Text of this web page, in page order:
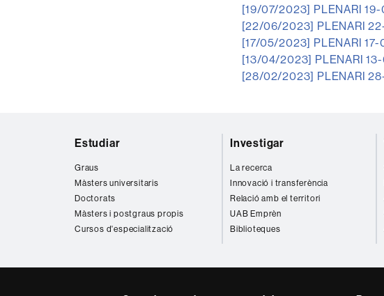
[19/07/2023] PLENARI
[22/06/2023] PLENARI
[17/05/2023] PLENARI
[13/04/2023] PLENARI
[28/02/2023] PLENARI
Estudiar
Graus
Màsters universitaris
Doctorats
Màsters i postgraus propis
Cursos d'especialització
Investigar
La recerca
Innovació i transferència
Relació amb el territori
UAB Emprèn
Biblioteques